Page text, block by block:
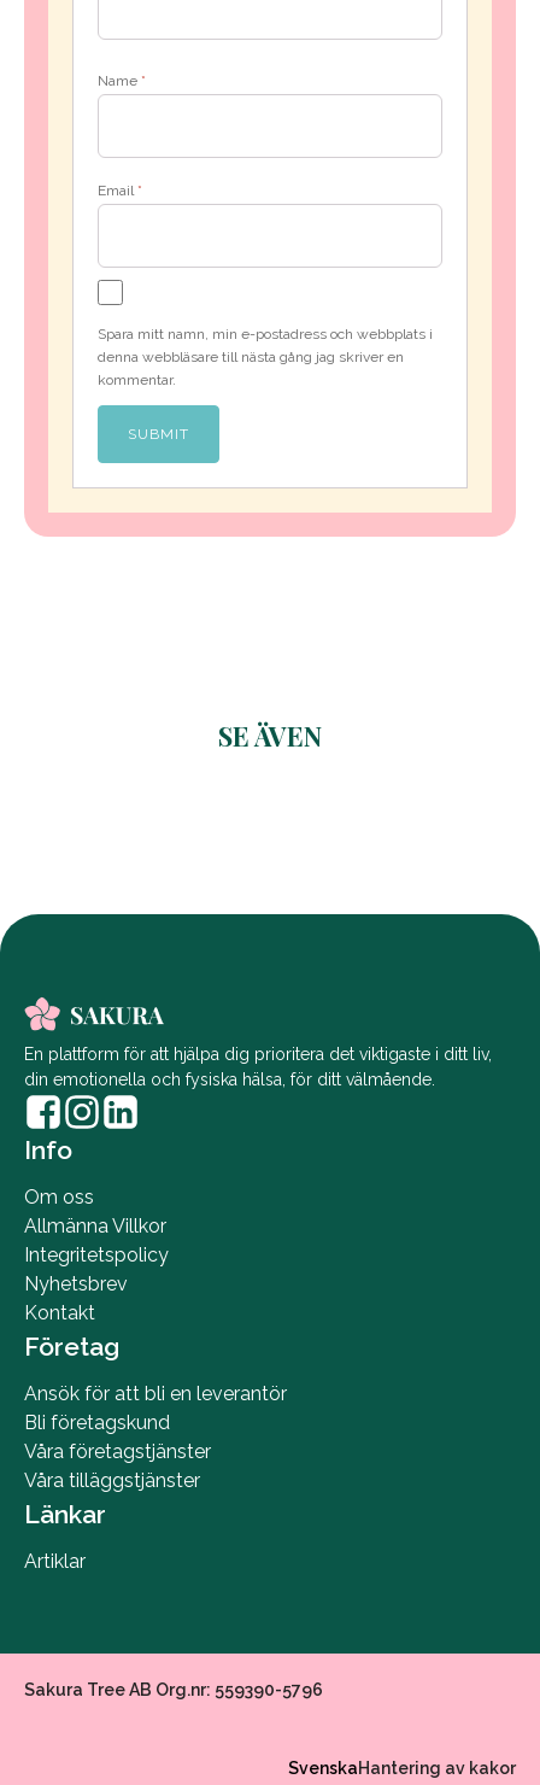
Name *
Email *
Spara mitt namn, min e-postadress och webbplats i
denna webbläsare till nästa gång jag skriver en
kommentar.
SE ÄVEN
En plattform för att hjälpa dig prioritera det viktigaste i ditt liv,
din emotionella och fysiska hälsa, för ditt välmående.
Info
Om oss
Allmänna Villkor
Integritetspolicy
Nyhetsbrev
Kontakt
Företag
Ansök för att bli en leverantör
Bli företagskund
Våra företagstjänster
Våra tilläggstjänster
Länkar
Artiklar
Sakura Tree AB Org.nr: 559390-5796
SvenskaHantering av kakor